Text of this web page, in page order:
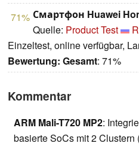
71% Смартфон Huawei
Quelle: Product Test
Einzeltest, online verfügbar,
Bewertung: Gesamt: 71%
Kommentar
ARM Mali-T720 MP2:
basierte SoCs mit 2 Clustern